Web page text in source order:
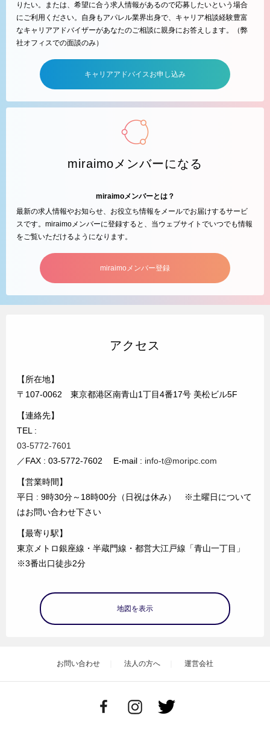
りたい。または、希望に合う求人情報があるので応募したいという場合
にご利用ください。自身もアパレル業界出身で、キャリア相談経験豊富
なキャリアアドバイザーがあなたのご相談に親身にお答えします。（弊
社オフィスでの面談のみ）
キャリアアドバイスお申し込み
miraimoメンバーになる
miraimoメンバーとは？
最新の求人情報やお知らせ、お役立ち情報をメールでお届けするサービ
スです。miraimoメンバーに登録すると、当ウェブサイトでいつでも情報
をご覧いただけるようになります。
miraimoメンバー登録
アクセス
【所在地】
〒107-0062 東京都港区南青山1丁目4番17号 美松ビル5F
【連絡先】
TEL :
03-5772-7601
／FAX : 03-5772-7602 E-mail : info-t@moripc.com
【営業時間】
平日 : 9時30分～18時00分（日祝は休み） ※土曜日について
はお問い合わせ下さい
【最寄り駅】
東京メトロ銀座線・半蔵門線・都営大江戸線「青山一丁目」
※3番出口徒歩2分
地図を表示
お問い合わせ 法人の方へ 運営会社